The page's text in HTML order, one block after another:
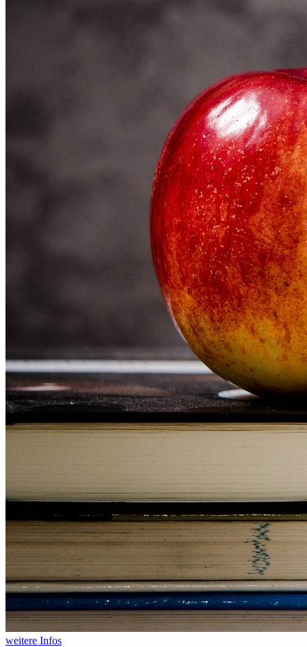
weitere Infos